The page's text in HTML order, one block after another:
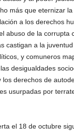
más que eternizar
a los derechos
abuso de la corrupta
castigan a la
y comuneros
desigualdades
los derechos de
usurpadas por
el 18 de octubre